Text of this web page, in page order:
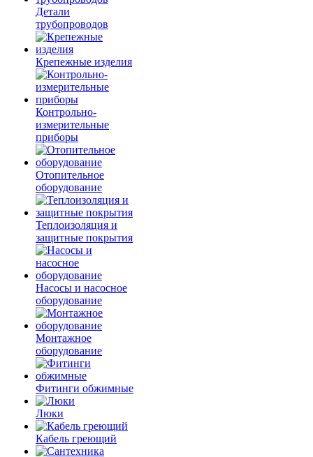
Детали
трубопроводов
Крепежные изделия
Контрольно-
измерительные
приборы
Отопительное
оборудование
Теплоизоляция и
защитные покрытия
Насосы и насосное
оборудование
Монтажное
оборудование
Фитинги обжимные
Люки
Кабель греющий